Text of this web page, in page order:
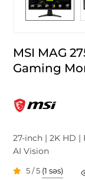
MSI MAG
Gaming
27-inch | 2K HD |
AI Vision
5 / 5 (1 səs)